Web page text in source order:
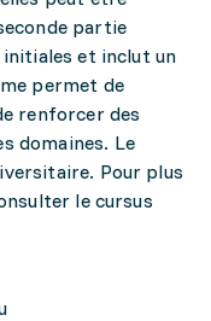
partie
et inclut un
permet de
renforcer des
domaines. Le
Pour plus
le cursus